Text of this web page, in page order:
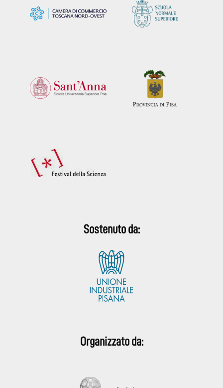
Sostenuto da:
Organizzato da: